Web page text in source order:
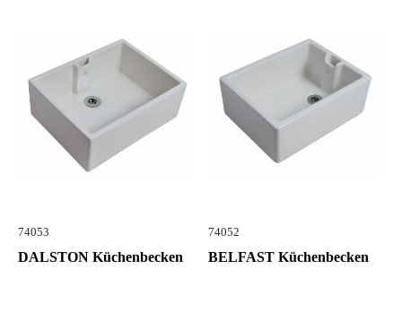
74053
DALSTON Küchenbecken
74052
BELFAST Küchenbecken